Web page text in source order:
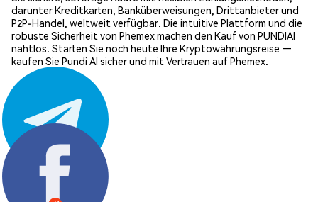
darunter Kreditkarten, Banküberweisungen, Drittanbieter und
P2P-Handel, weltweit verfügbar. Die intuitive Plattform und die
robuste Sicherheit von Phemex machen den Kauf von PUNDIAI
nahtlos. Starten Sie noch heute Ihre Kryptowährungsreise —
kaufen Sie Pundi AI sicher und mit Vertrauen auf Phemex.
Teilen: